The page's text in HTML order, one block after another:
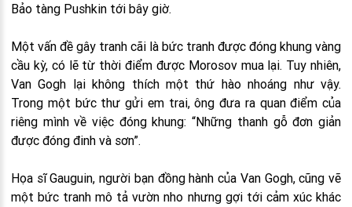
Bảo tàng Pushkin tới bây giờ.
Một vấn đề gây tranh cãi là bức tranh được đóng khung vàng
cầu kỳ, có lẽ từ thời điểm được Morosov mua lại. Tuy nhiên,
Van Gogh lại không thích một thứ hào nhoáng như vậy.
Trong một bức thư gửi em trai, ông đưa ra quan điểm của
riêng mình về việc đóng khung: “Những thanh gỗ đơn giản
được đóng đinh và sơn”.
Họa sĩ Gauguin, người bạn đồng hành của Van Gogh, cũng vẽ
một bức tranh mô tả vườn nho nhưng gợi tới cảm xúc khác